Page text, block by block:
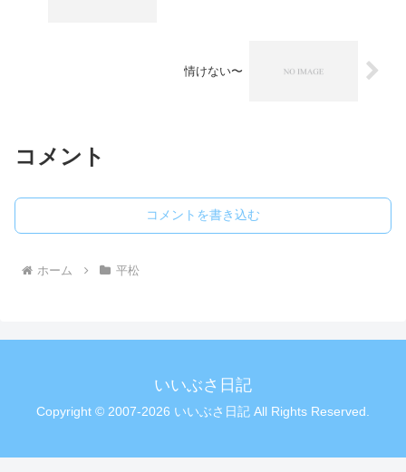
情けない〜
コメント
コメントを書き込む
ホーム 平松
いいぶさ日記
Copyright © 2007-2026 いいぶさ日記 All Rights Reserved.